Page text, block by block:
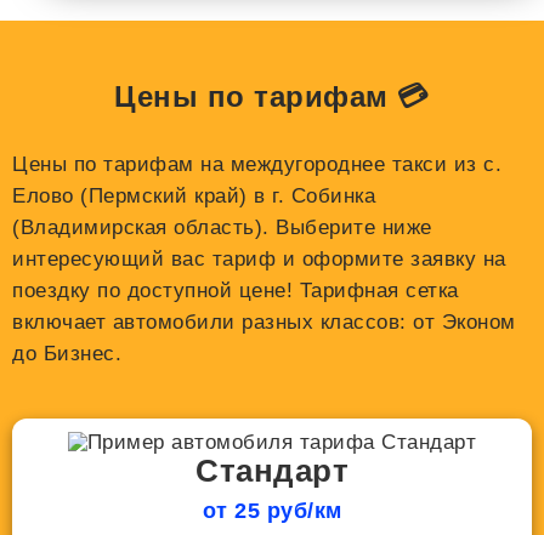
Цены по тарифам 💳
Цены по тарифам на междугороднее такси из с.
Елово (Пермский край) в г. Собинка
(Владимирская область). Выберите ниже
интересующий вас тариф и оформите заявку на
поездку по доступной цене! Тарифная сетка
включает автомобили разных классов: от Эконом
до Бизнес.
Стандарт
от 25 руб/км